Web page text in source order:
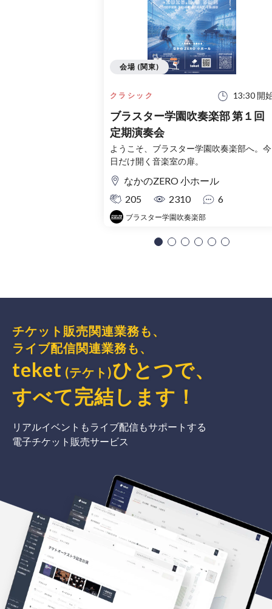
クラシック 13:30 開
ブラスター学園吹奏楽部 第１回
定期演奏会
ようこそ、ブラスター学園吹奏楽部へ。今
日だけ開く音楽室の扉。
なかのZERO 小ホール
205
2310 6
ブラスター学園吹奏楽部
会場 (関東)
チケット販売関連業務も、
ライブ配信関連業務も、
teket (テケト)ひとつで、
すべて完結 します ！
リアルイベントもライブ配信もサポートする
電子チケット販売サービス